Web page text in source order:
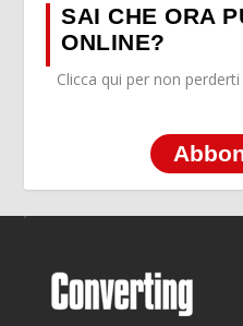
SAI CHE ORA
ONLINE?
Clicca qui per non